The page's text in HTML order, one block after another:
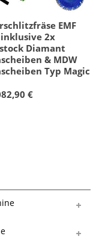
EMF
inklusive 2x
Diamant
& MDW
Typ Magic
€